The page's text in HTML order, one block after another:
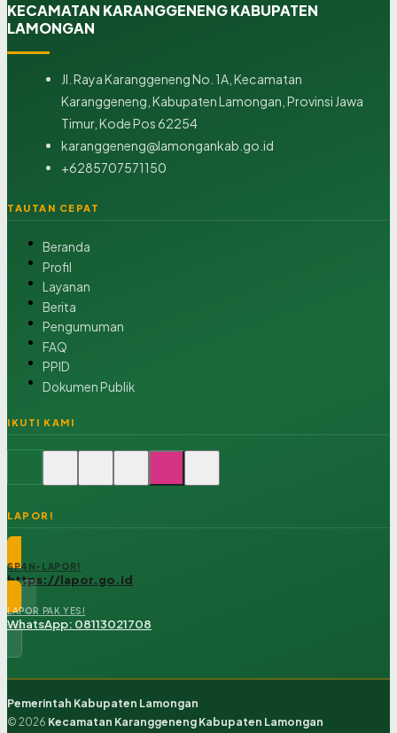
KECAMATAN KARANGGENENG KABUPATEN
LAMONGAN
Jl. Raya Karanggeneng No. 1A, Kecamatan
Karanggeneng, Kabupaten Lamongan, Provinsi Jawa
Timur, Kode Pos 62254
karanggeneng@lamongankab.go.id
+6285707571150
TAUTAN CEPAT
Beranda
Profil
Layanan
Berita
Pengumuman
FAQ
PPID
Dokumen Publik
IKUTI KAMI
LAPOR!
SP4N-LAPOR!
https://lapor.go.id
LAPOR PAK YES!
WhatsApp: 08113021708
Pemerintah Kabupaten Lamongan
© 2026 Kecamatan Karanggeneng Kabupaten Lamongan